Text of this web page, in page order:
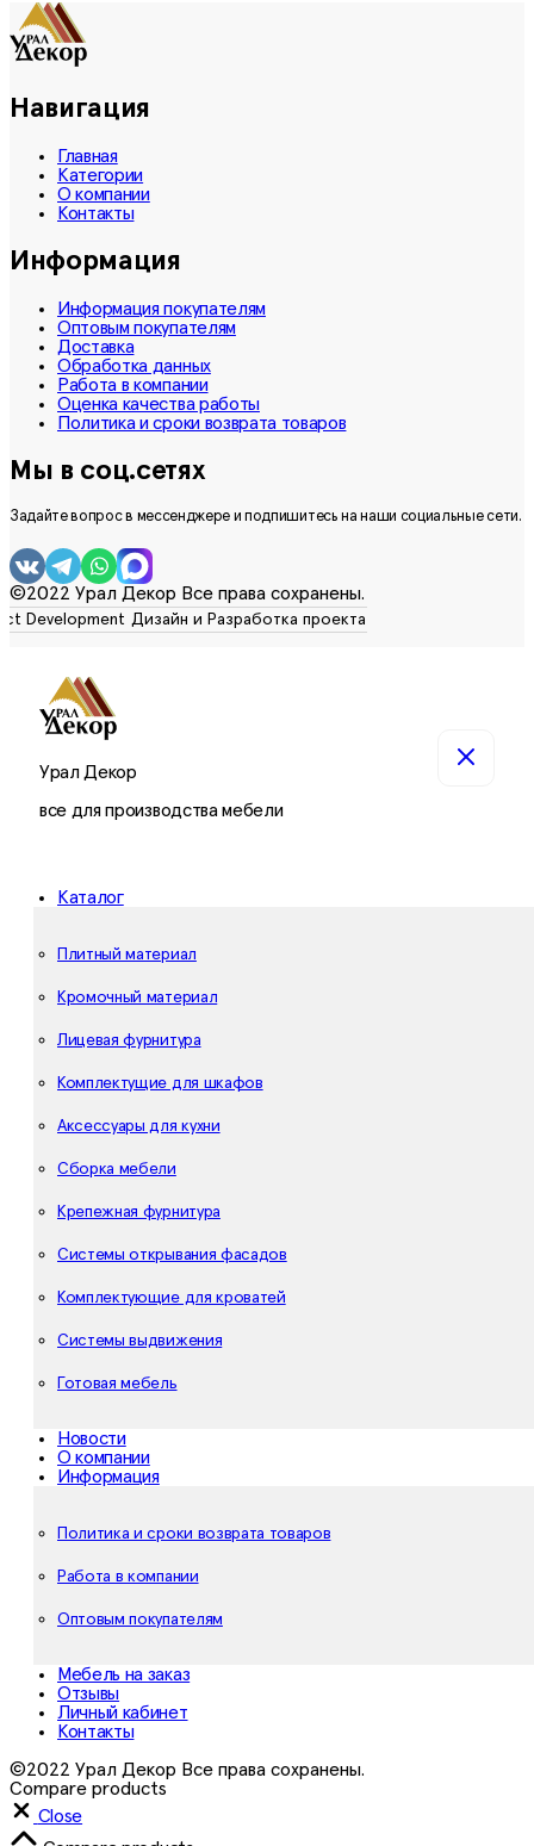
Навигация
Главная
Категории
О компании
Контакты
Информация
Информация покупателям
Оптовым покупателям
Доставка
Обработка данных
Работа в компании
Оценка качества работы
Политика и сроки возврата товаров
Мы в соц.сетях
Задайте вопрос в мессенджере и подпишитесь на наши социальные сети.
©2022 Урал Декор Все права сохранены.
Урал Декор
все для производства мебели
Каталог
Плитный материал
Кромочный материал
Лицевая фурнитура
Комплектущие для шкафов
Аксессуары для кухни
Сборка мебели
Крепежная фурнитура
Системы открывания фасадов
Комплектующие для кроватей
Системы выдвижения
Готовая мебель
Новости
О компании
Информация
Политика и сроки возврата товаров
Работа в компании
Оптовым покупателям
Мебель на заказ
Отзывы
Личный кабинет
Контакты
©2022 Урал Декор Все права сохранены.
Compare products
Close